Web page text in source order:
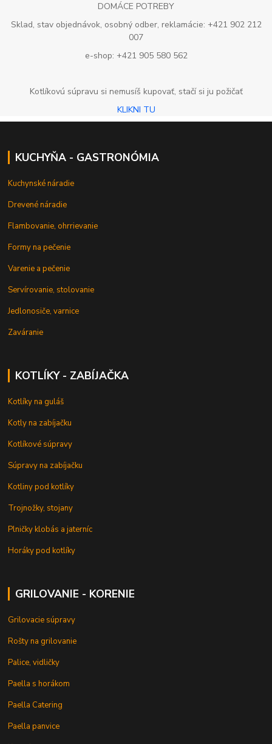
DOMÁCE POTREBY
Sklad, stav objednávok, osobný odber, reklamácie: +421 902 212
007
e-shop: +421 905 580 562
Kotlíkovú súpravu si nemusíš kupovať, stačí si ju požičať
KLIKNI TU
KUCHYŇA - GASTRONÓMIA
Kuchynské náradie
Drevené náradie
Flambovanie, ohrrievanie
Formy na pečenie
Varenie a pečenie
Servírovanie, stolovanie
Jedlonosiče, varnice
Zaváranie
KOTLÍKY - ZABÍJAČKA
Kotlíky na guláš
Kotly na zabíjačku
Kotlíkové súpravy
Súpravy na zabíjačku
Kotliny pod kotlíky
Trojnožky, stojany
Plničky klobás a jaterníc
Horáky pod kotlíky
GRILOVANIE - KORENIE
Grilovacie súpravy
Rošty na grilovanie
Palice, vidličky
Paella s horákom
Paella Catering
Paella panvice